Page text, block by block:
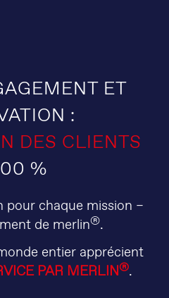
ET
:
DES CLIENTS
%
pour chaque mission –
de merlin®.
entier apprécient
PAR MERLIN®.